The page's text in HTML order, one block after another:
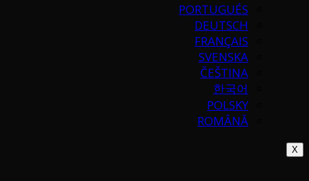
PORTUGUÉS
DEUTSCH
FRANÇAIS
SVENSKA
ČEŠTINA
한국어
POLSKY
ROMÂNĂ
X